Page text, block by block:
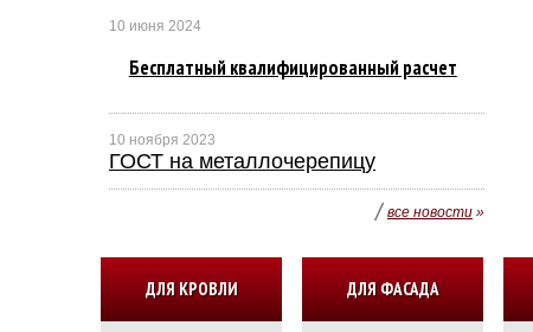
10 июня 2024
Бесплатный квалифицированный расчет
10 ноября 2023
ГОСТ на металлочерепицу
/ все новости »
ДЛЯ КРОВЛИ ДЛЯ ФАСАДА